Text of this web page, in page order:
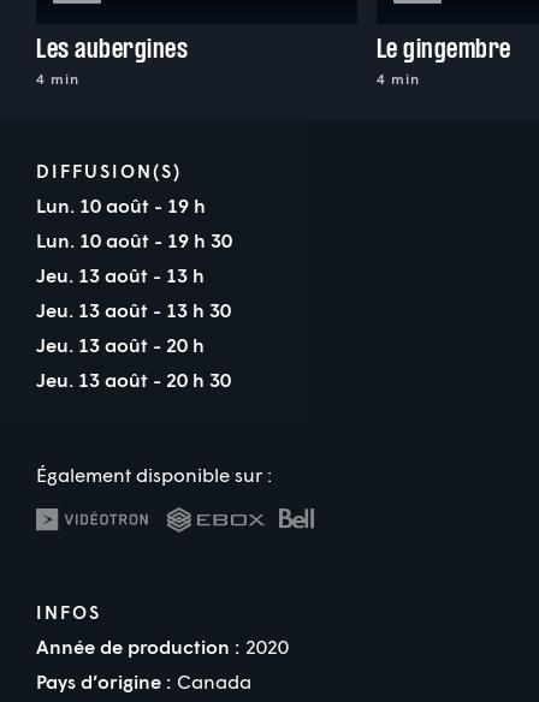
Les aubergines
4 min
Le gingembre
4 min
DIFFUSION(S)
Lun. 10 août - 19 h
Lun. 10 août - 19 h 30
Jeu. 13 août - 13 h
Jeu. 13 août - 13 h 30
Jeu. 13 août - 20 h
Jeu. 13 août - 20 h 30
Également disponible sur :
INFOS
Année de production : 2020
Pays d’origine : Canada